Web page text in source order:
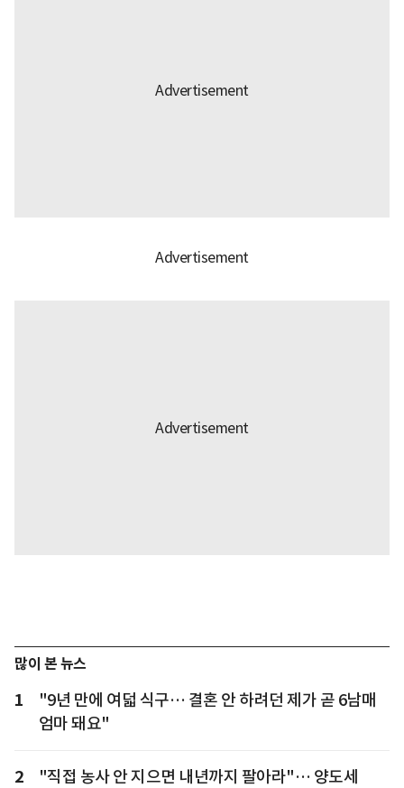
많이 본 뉴스
1
"9년 만에 여덟 식구… 결혼 안 하려던 제가 곧 6남매
엄마 돼요"
2
"직접 농사 안 지으면 내년까지 팔아라"… 양도세